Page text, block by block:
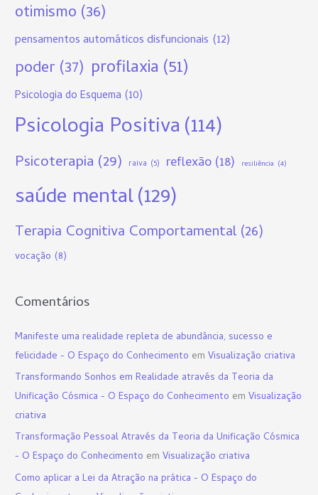
otimismo (36)
pensamentos automáticos disfuncionais (12)
poder(37) profilaxia (51)
Psicologia do Esquema (10)
Psicologia Positiva(114)
Psicoterapia (29) raiva (5) reflexão (18) resiliência (4)
saúde mental(129)
Terapia Cognitiva Comportamental (26)
vocação (8)
Comentários
Manifeste uma realidade repleta de abundância, sucesso e
felicidade - O Espaço do Conhecimento emVisualização criativa
Transformando Sonhos em Realidade através da Teoria da
Unificação Cósmica - O Espaço do Conhecimento emVisualização
criativa
Transformação Pessoal Através da Teoria da Unificação Cósmica
- O Espaço do Conhecimento emVisualização criativa
Como aplicar a Lei da Atração na prática - O Espaço do